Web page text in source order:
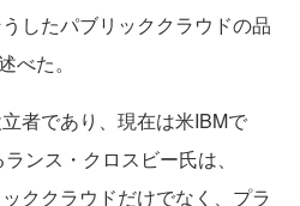
したパブリッククラウドの品
べた。
者であり、現在は米IBMで
ンス・クロスビー氏は、
ククラウドだけでなく、プラ